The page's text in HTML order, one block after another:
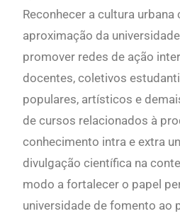
Reconhecer a cultura
aproximação da
promover redes de ação
docentes, coletivos
populares, artísticos e
de cursos relacionados à
conhecimento intra e extra
divulgação científica na
modo a fortalecer o papel
universidade de fomento ao